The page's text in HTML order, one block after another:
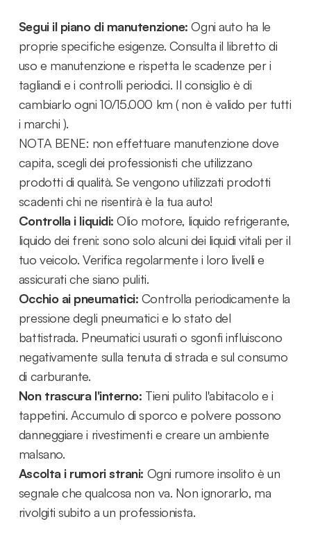
Segui il piano di manutenzione: Ogni auto ha le
proprie specifiche esigenze. Consulta il libretto di
uso e manutenzione e rispetta le scadenze per i
tagliandi e i controlli periodici. Il consiglio è di
cambiarlo ogni 10/15.000 km ( non è valido per tutti
i marchi ).
NOTA BENE: non effettuare manutenzione dove
capita, scegli dei professionisti che utilizzano
prodotti di qualità. Se vengono utilizzati prodotti
scadenti chi ne risentirà è la tua auto!
Controlla i liquidi: Olio motore, liquido refrigerante,
liquido dei freni: sono solo alcuni dei liquidi vitali per il
tuo veicolo. Verifica regolarmente i loro livelli e
assicurati che siano puliti.
Occhio ai pneumatici: Controlla periodicamente la
pressione degli pneumatici e lo stato del
battistrada. Pneumatici usurati o sgonfi influiscono
negativamente sulla tenuta di strada e sul consumo
di carburante.
Non trascura l'interno: Tieni pulito l'abitacolo e i
tappetini. Accumulo di sporco e polvere possono
danneggiare i rivestimenti e creare un ambiente
malsano.
Ascolta i rumori strani: Ogni rumore insolito è un
segnale che qualcosa non va. Non ignorarlo, ma
rivolgiti subito a un professionista.